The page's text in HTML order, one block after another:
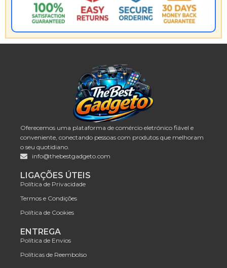
Oferecemos uma plataforma de comércio eletrónico fiável e
conveniente, conectando pessoas com produtos que melhoram
o seu quotidiano.
info@thebestgadgeto.com
LIGAÇÕES ÚTEIS
Política de Privacidade
Termos e Condições
Política de Cookies
ENTREGA
Política de Envios
Políticas de Reembolso